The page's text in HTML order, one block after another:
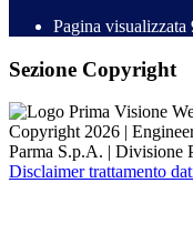
Pagina visualizzata
Sezione Copyright
Copyright 2026 |
Parma S.p.A. | Divisione
Disclaimer trattamento